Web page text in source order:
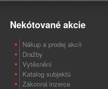
Nekótované akcie
Nákup a prodej akcíi
Dražby
Vytěsnění
Katalog subjektů
Zákonná inzerce